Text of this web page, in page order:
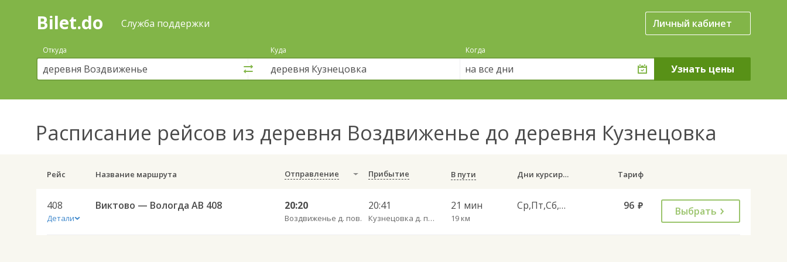
Поиск
покупка
билетов
автобус
онлайн
Bilet.do Служба поддержки Личный кабинет
Откуда Куда Когда
на все дни
Расписание рейсов из деревня Воздвиженье до деревня Кузнецовка
Рейс Название маршрута Отправление Прибытие В пути Дни курсирования Тариф
408
Детали
Виктово — Вологда АВ 408 20:20
Воздвиженье д. пов.
20:41
Кузнецовка д. пов.
21 мин
19 км
Ср,Пт,Сб,Вс 96 руб. Выбрать